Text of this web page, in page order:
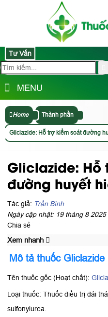
Tư Vấn
MENU
Home Thành phần
Gliclazide: Hỗ trợ kiểm soát đường
Gliclazide: Hỗ
đường huyết
Tác giả: Trần Bình
Ngày cập nhật: 19 tháng 8 2025
Chia sẻ
Xem nhanh
Mô tả thuốc Gliclazide
Tên thuốc gốc (Hoạt chất):
Loại thuốc: Thuốc điều trị đái
sulfonylurea.